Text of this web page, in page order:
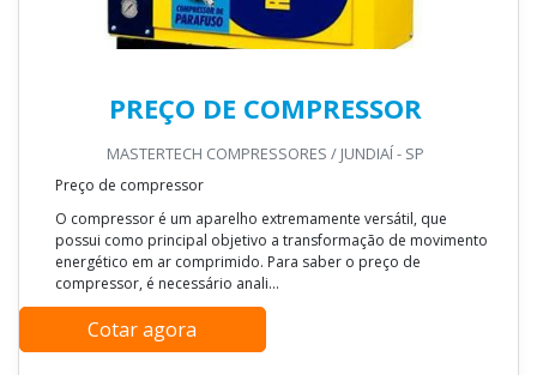
PREÇO DE COMPRESSOR
MASTERTECH COMPRESSORES / JUNDIAÍ - SP
Preço de compressor
O compressor é um aparelho extremamente versátil, que
possui como principal objetivo a transformação de movimento
energético em ar comprimido. Para saber o preço de
compressor, é necessário anali...
Cotar agora